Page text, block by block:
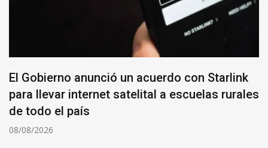
El Gobierno anunció un acuerdo con Starlink
para llevar internet satelital a escuelas rurales
de todo el país
08/08/2026